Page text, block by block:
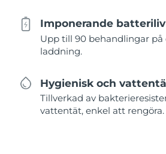
Imponerande batteriliv
Upp till 90 behandlingar på
laddning.
Hygienisk och
Tillverkad av
vattentät, enkel att rengöra.